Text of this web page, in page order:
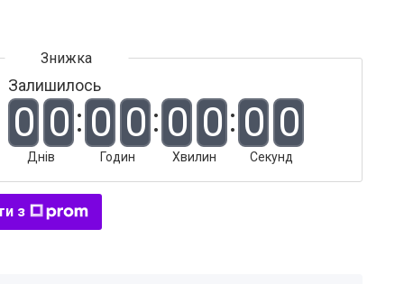
Залишилось
0 0
Днів
0 0
Годин
0 0
Хвилин
0 0
Секунд
з